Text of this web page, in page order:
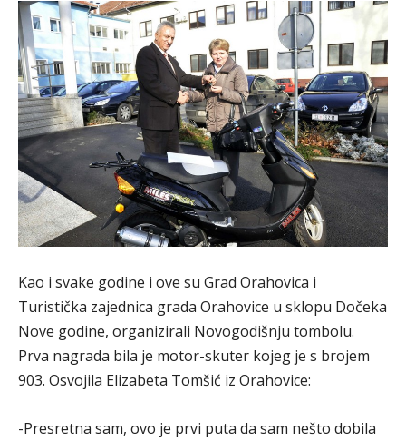
Kao i svake godine i ove su Grad Orahovica i
Turistička zajednica grada Orahovice u sklopu Dočeka
Nove godine, organizirali Novogodišnju tombolu.
Prva nagrada bila je motor-skuter kojeg je s brojem
903. Osvojila Elizabeta Tomšić iz Orahovice:
-Presretna sam, ovo je prvi puta da sam nešto dobila